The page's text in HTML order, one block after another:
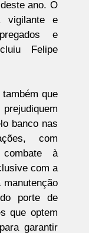
ano. O
vigilante e
e
Felipe
que
banco nas
com
à
com a
porte de
que optem
garantir